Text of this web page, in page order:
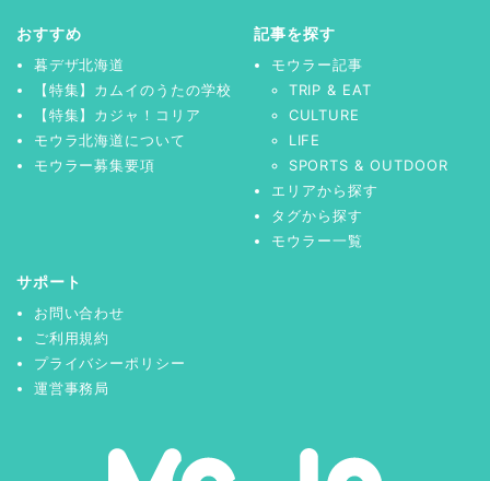
おすすめ
暮デザ北海道
【特集】カムイのうたの学校
【特集】カジャ！コリア
モウラ北海道について
モウラー募集要項
記事を探す
モウラー記事
TRIP & EAT
CULTURE
LIFE
SPORTS & OUTDOOR
エリアから探す
タグから探す
モウラー一覧
サポート
お問い合わせ
ご利用規約
プライバシーポリシー
運営事務局